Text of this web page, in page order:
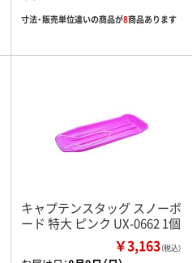
寸法・販売単位違いの商品が8商品あります
キャプテンスタッグ スノーボ
ード 特大 ピンク UX-0662 1個
￥3,163（税込）